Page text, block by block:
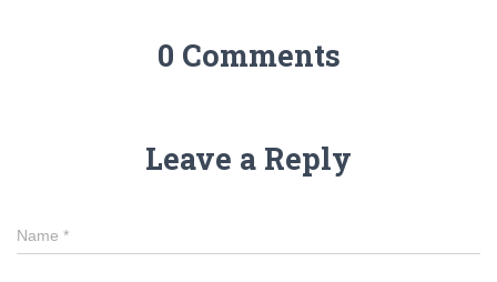
0 Comments
Leave a Reply
Name *